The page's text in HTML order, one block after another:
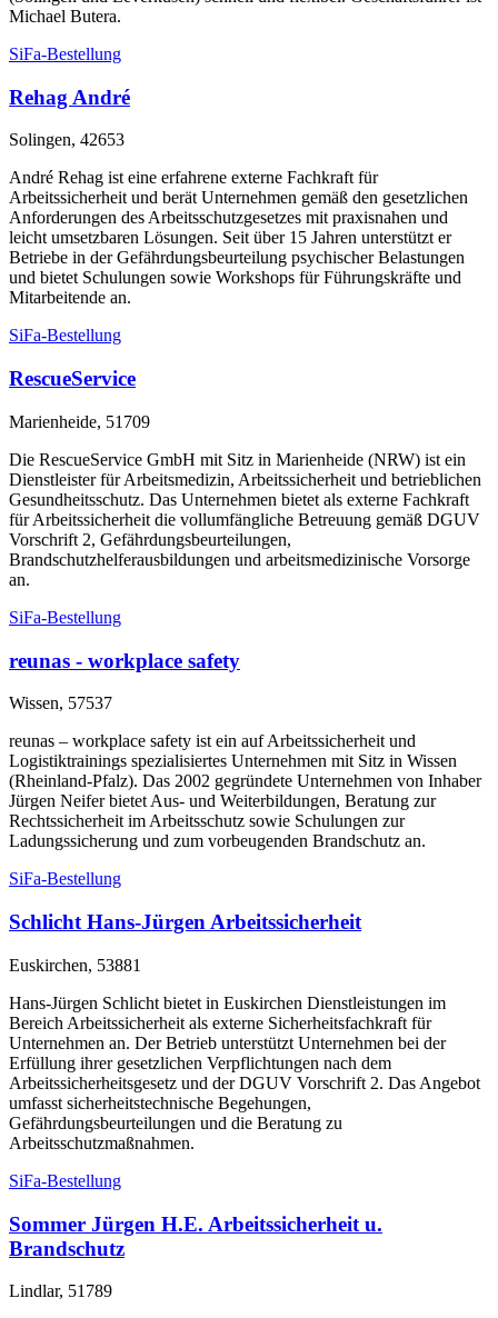
Michael Butera.
SiFa-Bestellung
Rehag André
Solingen, 42653
André Rehag ist eine erfahrene externe Fachkraft für
Arbeitssicherheit und berät Unternehmen gemäß den gesetzlichen
Anforderungen des Arbeitsschutzgesetzes mit praxisnahen und
leicht umsetzbaren Lösungen. Seit über 15 Jahren unterstützt er
Betriebe in der Gefährdungsbeurteilung psychischer Belastungen
und bietet Schulungen sowie Workshops für Führungskräfte und
Mitarbeitende an.
SiFa-Bestellung
RescueService
Marienheide, 51709
Die RescueService GmbH mit Sitz in Marienheide (NRW) ist ein
Dienstleister für Arbeitsmedizin, Arbeitssicherheit und betrieblichen
Gesundheitsschutz. Das Unternehmen bietet als externe Fachkraft
für Arbeitssicherheit die vollumfängliche Betreuung gemäß DGUV
Vorschrift 2, Gefährdungsbeurteilungen,
Brandschutzhelferausbildungen und arbeitsmedizinische Vorsorge
an.
SiFa-Bestellung
reunas - workplace safety
Wissen, 57537
reunas – workplace safety ist ein auf Arbeitssicherheit und
Logistiktrainings spezialisiertes Unternehmen mit Sitz in Wissen
(Rheinland-Pfalz). Das 2002 gegründete Unternehmen von Inhaber
Jürgen Neifer bietet Aus- und Weiterbildungen, Beratung zur
Rechtssicherheit im Arbeitsschutz sowie Schulungen zur
Ladungssicherung und zum vorbeugenden Brandschutz an.
SiFa-Bestellung
Schlicht Hans-Jürgen Arbeitssicherheit
Euskirchen, 53881
Hans-Jürgen Schlicht bietet in Euskirchen Dienstleistungen im
Bereich Arbeitssicherheit als externe Sicherheitsfachkraft für
Unternehmen an. Der Betrieb unterstützt Unternehmen bei der
Erfüllung ihrer gesetzlichen Verpflichtungen nach dem
Arbeitssicherheitsgesetz und der DGUV Vorschrift 2. Das Angebot
umfasst sicherheitstechnische Begehungen,
Gefährdungsbeurteilungen und die Beratung zu
Arbeitsschutzmaßnahmen.
SiFa-Bestellung
Sommer Jürgen H.E. Arbeitssicherheit u.
Brandschutz
Lindlar, 51789